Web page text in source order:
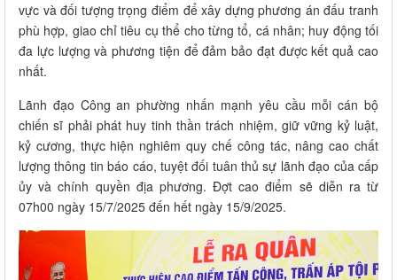
vực và đối tượng trọng điểm để xây dựng phương án đấu tranh
phù hợp, giao chỉ tiêu cụ thể cho từng tổ, cá nhân; huy động tối
đa lực lượng và phương tiện để đảm bảo đạt được kết quả cao
nhất.
Lãnh đạo Công an phường nhấn mạnh yêu cầu mỗi cán bộ
chiến sĩ phải phát huy tinh thần trách nhiệm, giữ vững kỷ luật,
kỷ cương, thực hiện nghiêm quy chế công tác, nâng cao chất
lượng thông tin báo cáo, tuyệt đối tuân thủ sự lãnh đạo của cấp
ủy và chính quyền địa phương. Đợt cao điểm sẽ diễn ra từ
07h00 ngày 15/7/2025 đến hết ngày 15/9/2025.